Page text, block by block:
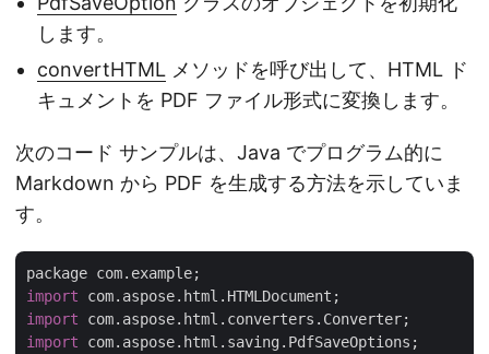
します。
convertHTML メソッドを呼び出して、HTML ド
キュメントを PDF ファイル形式に変換します。
次のコード サンプルは、Java でプログラム的に
Markdown から PDF を生成する方法を示していま
す。
import
import
import com.aspose.html.saving.PdfSaveOptions;